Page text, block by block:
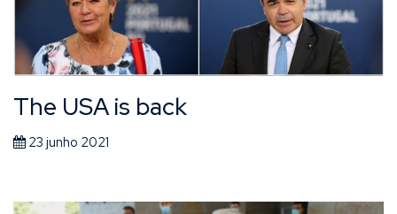
The USA is back
23 junho 2021